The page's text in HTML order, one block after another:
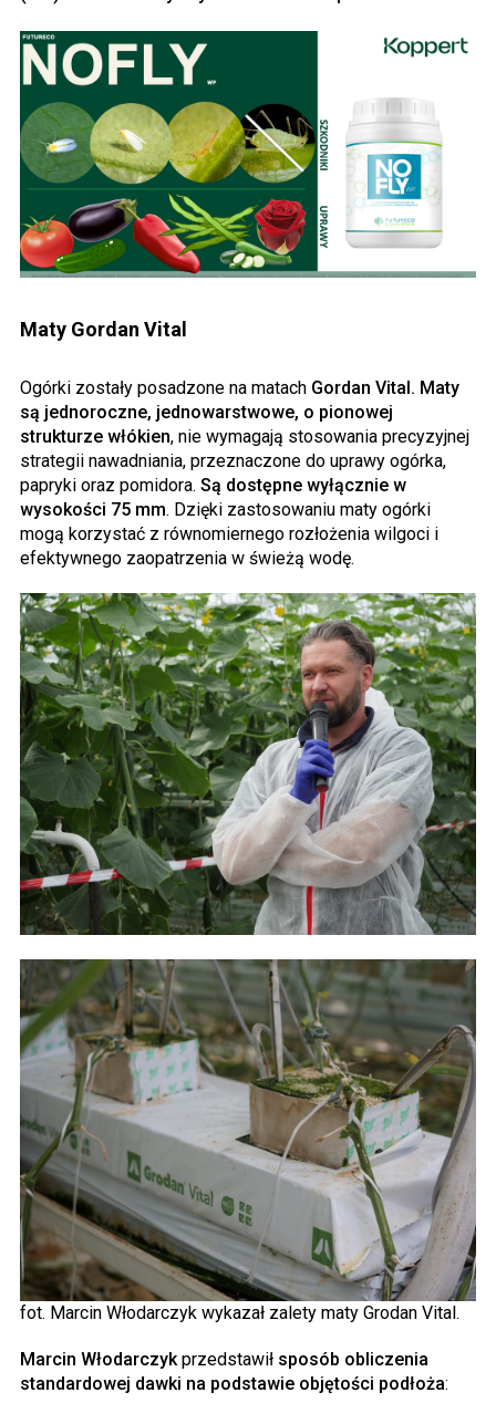
Maty Gordan Vital
Ogórki zostały posadzone na matach Gordan Vital. Maty
są jednoroczne, jednowarstwowe, o pionowej
strukturze włókien, nie wymagają stosowania precyzyjnej
strategii nawadniania, przeznaczone do uprawy ogórka,
papryki oraz pomidora. Są dostępne wyłącznie w
wysokości 75 mm. Dzięki zastosowaniu maty ogórki
mogą korzystać z równomiernego rozłożenia wilgoci i
efektywnego zaopatrzenia w świeżą wodę.
fot. Marcin Włodarczyk wykazał zalety maty Grodan Vital.
Marcin Włodarczykprzedstawił sposób obliczenia
standardowej dawki na podstawie objętości podłoża: